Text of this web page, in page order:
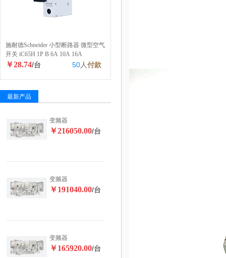
施耐德Schneider 小型断路器 微型空气
开关 iC65H 1P B 6A 10A 16A
￥28.74/台 50人付款
最新产品
变频器
￥216050.00/台
变频器
￥191040.00/台
变频器
￥165920.00/台